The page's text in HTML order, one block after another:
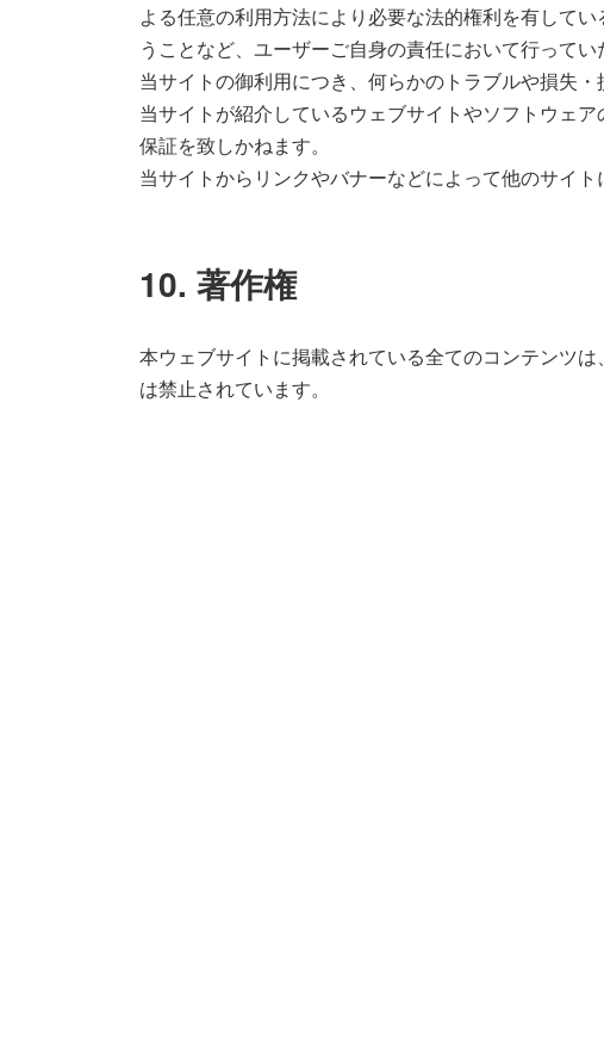
よる任意の利用方法により必要な法的権利を有して
うことなど、ユーザーご自身の責任において行ってい
当サイトの御利用につき、何らかのトラブルや損失
当サイトが紹介しているウェブサイトやソフトウェ
保証を致しかねます。
当サイトからリンクやバナーなどによって他のサイ
10. 著作権
本ウェブサイトに掲載されている全てのコンテンツ
は禁止されています。